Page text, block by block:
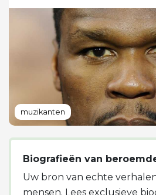
muzikanten
Biografieën van
Uw bron van echte
mensen. Lees exclusieve